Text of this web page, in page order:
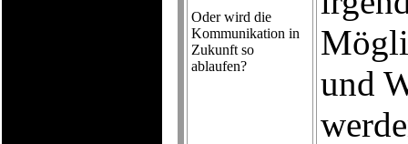
Oder wird die
Kommunikation in
Zukunft so
ablaufen?
und